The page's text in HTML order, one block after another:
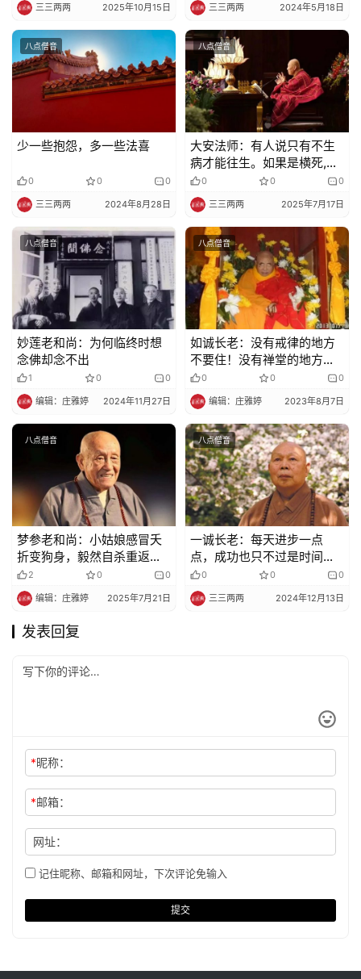
三三两两 2025年10月15日 三三两两 2024年5月18日
八点僧音
少一些抱怨，多一些法喜
0 0 0
三三两两 2024年8月28日
八点僧音
大安法师：有人说只有不生
病才能往生。如果是横死,比
如车祸、落水、喝药都不能
往生？
0 0 0
三三两两 2025年7月17日
八点僧音
妙莲老和尚：为何临终时想
念佛却念不出
1 0 0
编辑：庄雅婷 2024年11月27日
八点僧音
如诚长老：没有戒律的地方
不要住！没有禅堂的地方不
要住！赶经忓的地方不要
住！
0 0 0
编辑：庄雅婷 2023年8月7日
八点僧音
梦参老和尚：小姑娘感冒夭
折变狗身，毅然自杀重返人
间2 0 0
编辑：庄雅婷 2025年7月21日
八点僧音
一诚长老：每天进步一点
点，成功也只不过是时间早
晚的问题
0 0 0
三三两两 2024年12月13日
发表回复
*昵称：
*邮箱：
网址：
记住昵称、邮箱和网址，下次评论免输入
提交